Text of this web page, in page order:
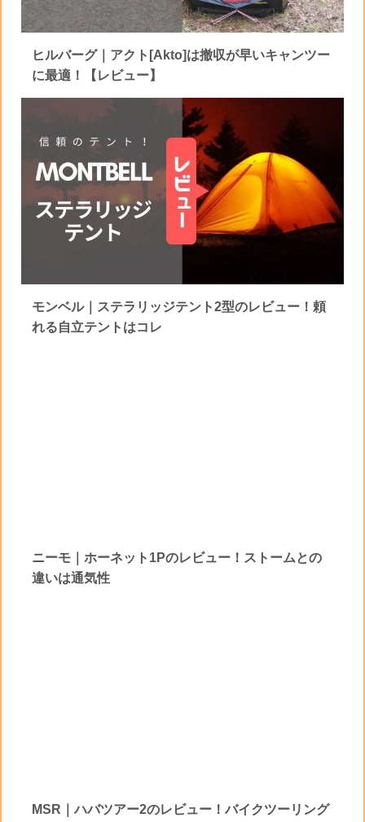
ヒルバーグ｜アクト[Akto]は撤収が早いキャンツー
に最適！【レビュー】
モンベル｜ステラリッジテント2型のレビュー！頼
れる自立テントはコレ
ニーモ｜ホーネット1Pのレビュー！ストームとの
違いは通気性
MSR｜ハバツアー2のレビュー！バイクツーリング